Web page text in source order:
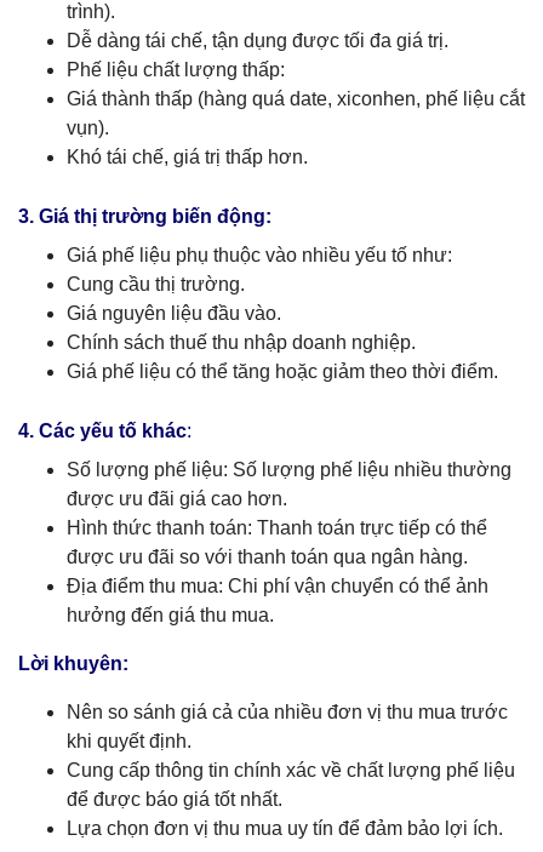
trình).
Dễ dàng tái chế, tận dụng được tối đa giá trị.
Phế liệu chất lượng thấp:
Giá thành thấp (hàng quá date, xiconhen, phế liệu cắt
vụn).
Khó tái chế, giá trị thấp hơn.
3. Giá thị trường biến động:
Giá phế liệu phụ thuộc vào nhiều yếu tố như:
Cung cầu thị trường.
Giá nguyên liệu đầu vào.
Chính sách thuế thu nhập doanh nghiệp.
Giá phế liệu có thể tăng hoặc giảm theo thời điểm.
4. Các yếu tố khác:
Số lượng phế liệu: Số lượng phế liệu nhiều thường
được ưu đãi giá cao hơn.
Hình thức thanh toán: Thanh toán trực tiếp có thể
được ưu đãi so với thanh toán qua ngân hàng.
Địa điểm thu mua: Chi phí vận chuyển có thể ảnh
hưởng đến giá thu mua.
Lời khuyên:
Nên so sánh giá cả của nhiều đơn vị thu mua trước
khi quyết định.
Cung cấp thông tin chính xác về chất lượng phế liệu
để được báo giá tốt nhất.
Lựa chọn đơn vị thu mua uy tín để đảm bảo lợi ích.